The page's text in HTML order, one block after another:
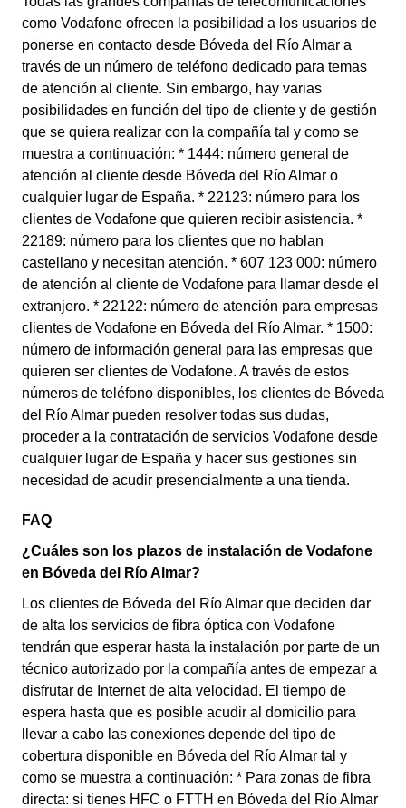
como Vodafone ofrecen la posibilidad a los usuarios de
ponerse en contacto desde Bóveda del Río Almar a
través de un número de teléfono dedicado para temas
de atención al cliente. Sin embargo, hay varias
posibilidades en función del tipo de cliente y de gestión
que se quiera realizar con la compañía tal y como se
muestra a continuación: * 1444: número general de
atención al cliente desde Bóveda del Río Almar o
cualquier lugar de España. * 22123: número para los
clientes de Vodafone que quieren recibir asistencia. *
22189: número para los clientes que no hablan
castellano y necesitan atención. * 607 123 000: número
de atención al cliente de Vodafone para llamar desde el
extranjero. * 22122: número de atención para empresas
clientes de Vodafone en Bóveda del Río Almar. * 1500:
número de información general para las empresas que
quieren ser clientes de Vodafone. A través de estos
números de teléfono disponibles, los clientes de Bóveda
del Río Almar pueden resolver todas sus dudas,
proceder a la contratación de servicios Vodafone desde
cualquier lugar de España y hacer sus gestiones sin
necesidad de acudir presencialmente a una tienda.
FAQ
¿Cuáles son los plazos de instalación de Vodafone
en Bóveda del Río Almar?
Los clientes de Bóveda del Río Almar que deciden dar
de alta los servicios de fibra óptica con Vodafone
tendrán que esperar hasta la instalación por parte de un
técnico autorizado por la compañía antes de empezar a
disfrutar de Internet de alta velocidad. El tiempo de
espera hasta que es posible acudir al domicilio para
llevar a cabo las conexiones depende del tipo de
cobertura disponible en Bóveda del Río Almar tal y
como se muestra a continuación: * Para zonas de fibra
directa: si tienes HFC o FTTH en Bóveda del Río Almar